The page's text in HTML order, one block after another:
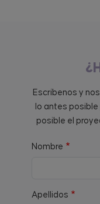
Escríbenos y
lo antes
posible el
Nombre
Apellidos